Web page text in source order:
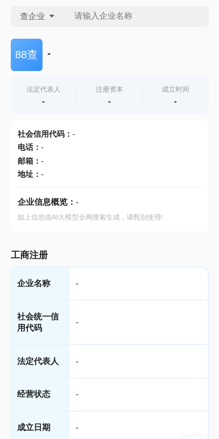
查企业
查企业
查产地
88查 -
法定代表人
-
注册资本
-
成立时间
-
社会信用代码： -
电话： -
邮箱： -
地址： -
企业信息概览： -
如上信息由AI大模型全网搜索生成，请甄别使用!
工商注册
企业名称 -
社会统一信
用代码
-
法定代表人 -
经营状态 -
成立日期 -